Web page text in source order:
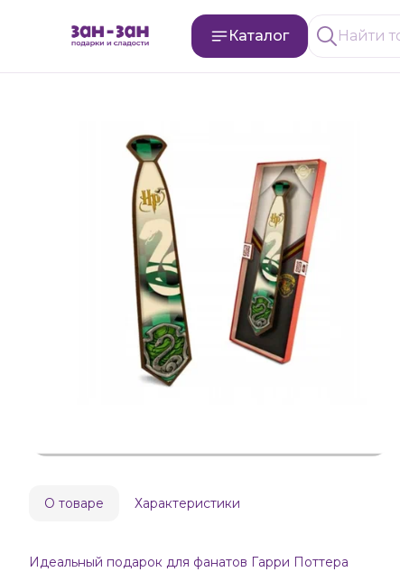
Каталог
О товаре Характеристики
Идеальный подарок для фанатов Гарри Поттера